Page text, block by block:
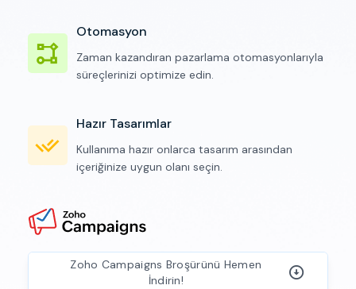
Otomasyon
Zaman kazandıran pazarlama otomasyonlarıyla
süreçlerinizi optimize edin.
Hazır Tasarımlar
Kullanıma hazır onlarca tasarım arasından
içeriğinize uygun olanı seçin.
Zoho Campaigns Broşürünü Hemen
İndirin!